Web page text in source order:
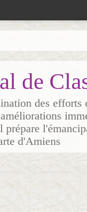
de
des efforts
d'Amiens